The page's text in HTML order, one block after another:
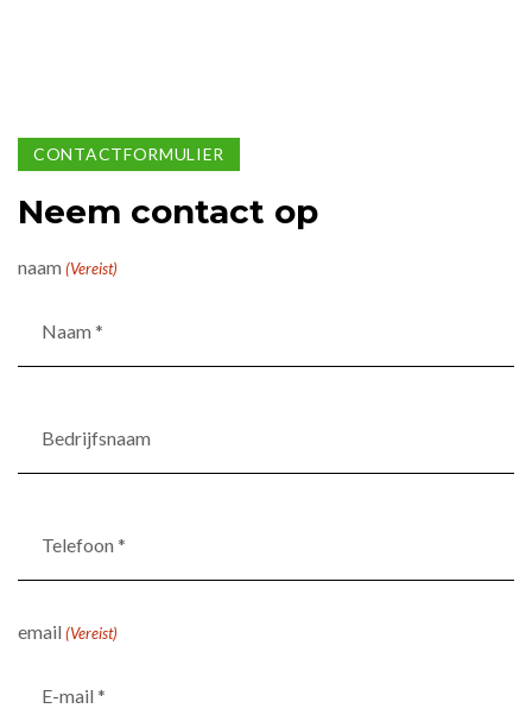
CONTACTFORMULIER
Neem contact op
naam (Vereist)
(Vereist)
email (Vereist)